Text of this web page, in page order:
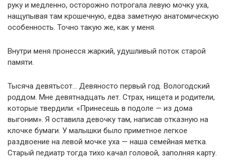
руку и медленно, осторожно потрогала левую мочку уха,
нащупывая там крошечную, едва заметную анатомическую
особенность. Точно такую же, как у меня.
Внутри меня пронесся жаркий, удушливый поток старой
памяти.
Тысяча девятьсот… Девяносто первый год. Вологодский
роддом. Мне девятнадцать лет. Страх, нищета и родители,
которые твердили: «Принесешь в подоле — из дома
выгоним». Я оставила девочку там, написав отказную на
клочке бумаги. У малышки было приметное легкое
раздвоение на левой мочке уха — наша семейная метка.
Старый педиатр тогда тихо качал головой, заполняя карту.